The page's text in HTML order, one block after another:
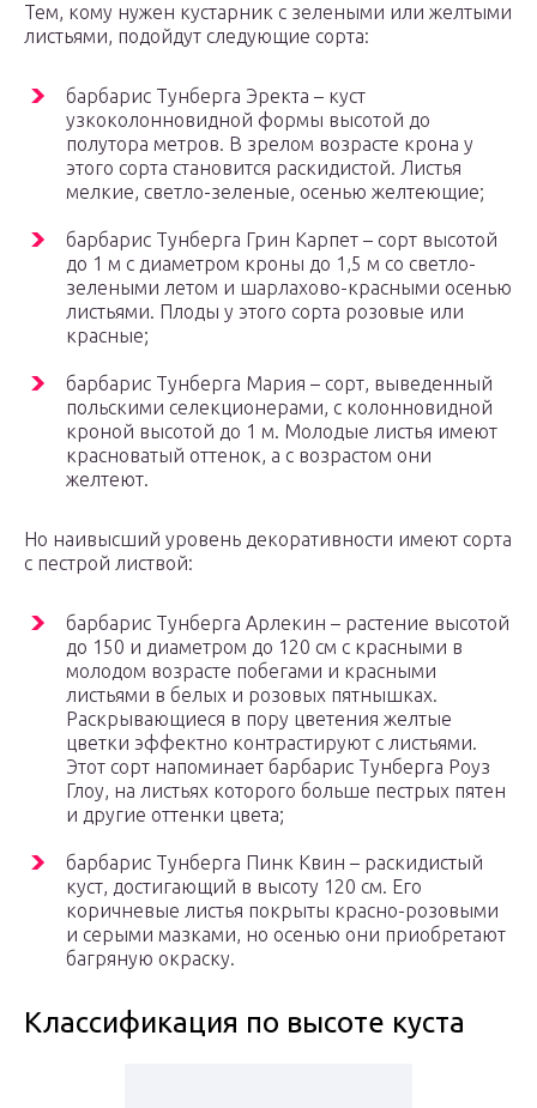
Тем, кому нужен кустарник с зелеными или желтыми
листьями, подойдут следующие сорта:
барбарис Тунберга Эректа – куст
узкоколонновидной формы высотой до
полутора метров. В зрелом возрасте крона у
этого сорта становится раскидистой. Листья
мелкие, светло-зеленые, осенью желтеющие;
барбарис Тунберга Грин Карпет – сорт высотой
до 1 м с диаметром кроны до 1,5 м со светло-
зелеными летом и шарлахово-красными осенью
листьями. Плоды у этого сорта розовые или
красные;
барбарис Тунберга Мария – сорт, выведенный
польскими селекционерами, с колонновидной
кроной высотой до 1 м. Молодые листья имеют
красноватый оттенок, а с возрастом они
желтеют.
Но наивысший уровень декоративности имеют сорта
с пестрой листвой:
барбарис Тунберга Арлекин – растение высотой
до 150 и диаметром до 120 см с красными в
молодом возрасте побегами и красными
листьями в белых и розовых пятнышках.
Раскрывающиеся в пору цветения желтые
цветки эффектно контрастируют с листьями.
Этот сорт напоминает барбарис Тунберга Роуз
Глоу, на листьях которого больше пестрых пятен
и другие оттенки цвета;
барбарис Тунберга Пинк Квин – раскидистый
куст, достигающий в высоту 120 см. Его
коричневые листья покрыты красно-розовыми
и серыми мазками, но осенью они приобретают
багряную окраску.
Классификация по высоте куста